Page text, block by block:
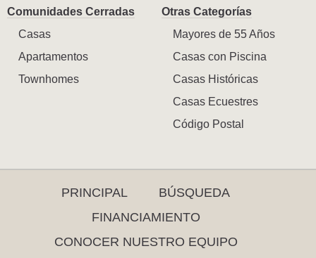
Comunidades Cerradas
Casas
Apartamentos
Townhomes
Otras Categorías
Mayores de 55 Años
Casas con Piscina
Casas Históricas
Casas Ecuestres
Código Postal
PRINCIPAL
BÚSQUEDA
FINANCIAMIENTO
CONOCER NUESTRO EQUIPO